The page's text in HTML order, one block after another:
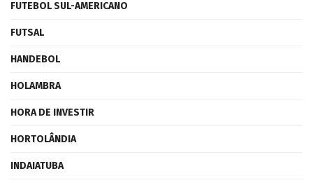
FUTEBOL SUL-AMERICANO
FUTSAL
HANDEBOL
HOLAMBRA
HORA DE INVESTIR
HORTOLÂNDIA
INDAIATUBA